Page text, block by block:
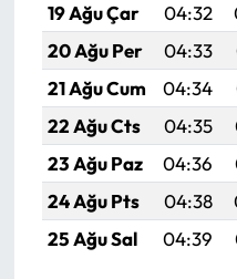
19 Ağu Çar
04:32
20 Ağu Per
04:33
21 Ağu Cum
04:34
22 Ağu Cts
04:35
23 Ağu Paz
04:36
24 Ağu Pts
04:38
25 Ağu Sal
04:39